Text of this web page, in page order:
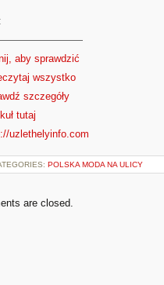
aby sprawdzić
wszystko
szczegóły
tutaj
uzlethelyinfo.com
POLSKA MODA NA ULICY
are closed.